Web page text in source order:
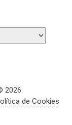
2026.
de Cookies